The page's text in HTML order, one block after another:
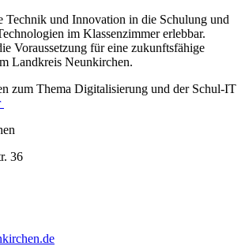
Technik und Innovation in die Schulung und
im Klassenzimmer erlebbar.
Voraussetzung für eine zukunftsfähige
Landkreis Neunkirchen.
zum Thema Digitalisierung und der Schul-IT
36